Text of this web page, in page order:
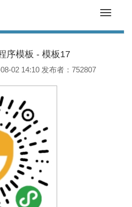
序模板 - 模板17
02 14:10 发布者：752807